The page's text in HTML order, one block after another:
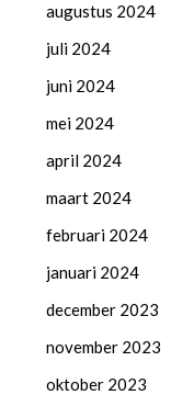
augustus 2024
juli 2024
juni 2024
mei 2024
april 2024
maart 2024
februari 2024
januari 2024
december 2023
november 2023
oktober 2023